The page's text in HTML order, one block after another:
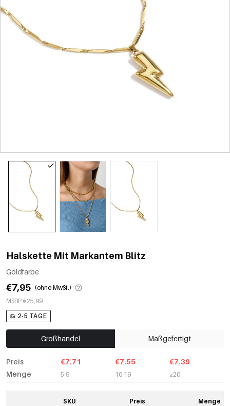
Halskette Mit Markantem Blitz
Goldfarbe
€7,95 (ohne MwSt.)
MSRP €25,99
2-5 TAGE
Großhandel Maßgefertigt
Preis
Menge
€7.71
5-9
€7.55
10-19
€7.39
≥20
SKU Preis Menge